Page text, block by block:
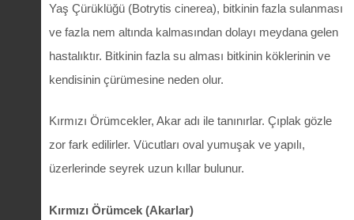
Yaş Çürüklüğü (Botrytis cinerea), bitkinin fazla sulanması
ve fazla nem altında kalmasından dolayı meydana gelen
hastalıktır. Bitkinin fazla su alması bitkinin köklerinin ve
kendisinin çürümesine neden olur.
Kırmızı Örümcekler, Akar adı ile tanınırlar. Çıplak gözle
zor fark edilirler. Vücutları oval yumuşak ve yapılı,
üzerlerinde seyrek uzun kıllar bulunur.
Kırmızı Örümcek (Akarlar)